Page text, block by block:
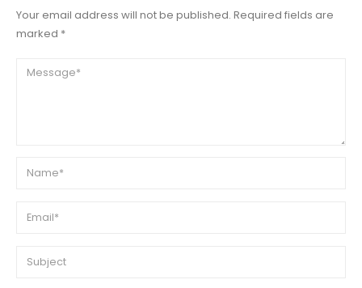
Your email address will not be published. Required fields are
marked *